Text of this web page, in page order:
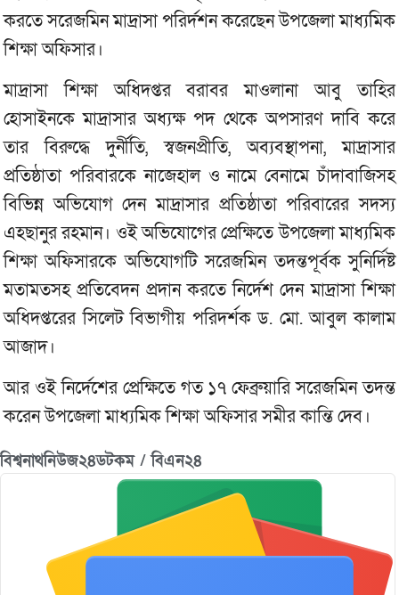
করতে সরেজমিন মাদ্রাসা পরির্দশন করেছেন উপজেলা মাধ্যমিক
শিক্ষা অফিসার।
মাদ্রাসা শিক্ষা অধিদপ্তর বরাবর মাওলানা আবু তাহির
হোসাইনকে মাদ্রাসার অধ্যক্ষ পদ থেকে অপসারণ দাবি করে
তার বিরুদ্ধে দুর্নীতি, স্বজনপ্রীতি, অব্যবস্থাপনা, মাদ্রাসার
প্রতিষ্ঠাতা পরিবারকে নাজেহাল ও নামে বেনামে চাঁদাবাজিসহ
বিভিন্ন অভিযোগ দেন মাদ্রাসার প্রতিষ্ঠাতা পরিবারের সদস্য
এহছানুর রহমান। ওই অভিযোগের প্রেক্ষিতে উপজেলা মাধ্যমিক
শিক্ষা অফিসারকে অভিযোগটি সরেজমিন তদন্তপূর্বক সুনির্দিষ্ট
মতামতসহ প্রতিবেদন প্রদান করতে নির্দেশ দেন মাদ্রাসা শিক্ষা
অধিদপ্তরের সিলেট বিভাগীয় পরিদর্শক ড. মো. আবুল কালাম
আজাদ।
আর ওই নির্দেশের প্রেক্ষিতে গত ১৭ ফেব্রুয়ারি সরেজমিন তদন্ত
করেন উপজেলা মাধ্যমিক শিক্ষা অফিসার সমীর কান্তি দেব।
বিশ্বনাথনিউজ২৪ডটকম / বিএন২৪